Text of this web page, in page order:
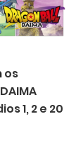
os
1, 2 e 20